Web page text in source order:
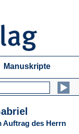
Manuskripte
Auftrag des Herrn